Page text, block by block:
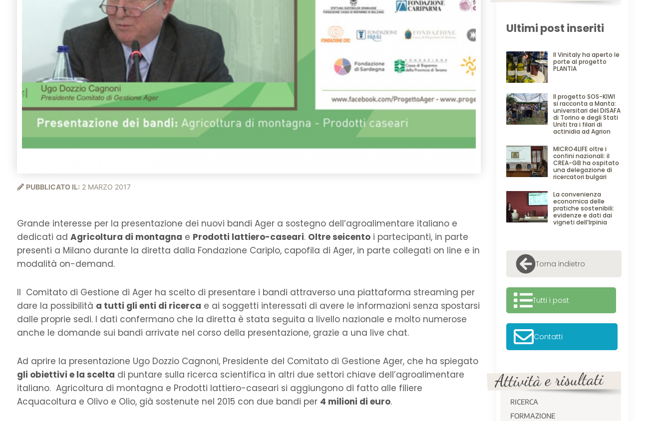
PUBBLICATO IL: 2 MARZO 2017
Grande interesse per la presentazione dei nuovi bandi Ager a sostegno dell’agroalimentare italiano e
dedicati ad Agricoltura di montagna e Prodotti lattiero-caseari. Oltre seicento i partecipanti, in parte
presenti a Milano durante la diretta dalla Fondazione Cariplo, capofila di Ager, in parte collegati on line e in
modalità on-demand.
Il Comitato di Gestione di Ager ha scelto di presentare i bandi attraverso una piattaforma streaming per
dare la possibilità a tutti gli enti di ricerca e ai soggetti interessati di avere le informazioni senza spostarsi
dalle proprie sedi. I dati confermano che la diretta è stata seguita a livello nazionale e molto numerose
anche le domande sui bandi arrivate nel corso della presentazione, grazie a una live chat.
Ad aprire la presentazione Ugo Dozzio Cagnoni, Presidente del Comitato di Gestione Ager, che ha spiegato
gli obiettivi e la scelta di puntare sulla ricerca scientifica in altri due settori chiave dell’agroalimentare
italiano. Agricoltura di montagna e Prodotti lattiero-caseari si aggiungono di fatto alle filiere
Acquacoltura e Olivo e Olio, già sostenute nel 2015 con due bandi per 4 milioni di euro.
Ultimi post inseriti
Il Vinitaly ha aperto le
porte al progetto
PLANTìA
Il progetto SOS-KIWI
si racconta a Manta:
universitari del DISAFA
di Torino e degli Stati
Uniti tra i filari di
actinidia ad Agrion
MICRO4LIFE oltre i
confini nazionali: il
CREA-GB ha ospitato
una delegazione di
ricercatori bulgari
La convenienza
economica delle
pratiche sostenibili:
evidenze e dati dai
vigneti dell’Irpinia
Torna indietro
Tutti i post
Contatti
RICERCA
FORMAZIONE